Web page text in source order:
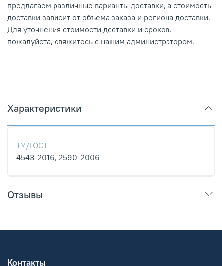
предлагаем различные варианты доставки, а стоимость
доставки зависит от объема заказа и региона доставки.
Для уточнения стоимости доставки и сроков,
пожалуйста, свяжитесь с нашим администратором.
Характеристики
ТУ/ГОСТ
4543-2016, 2590-2006
Отзывы
Контакты